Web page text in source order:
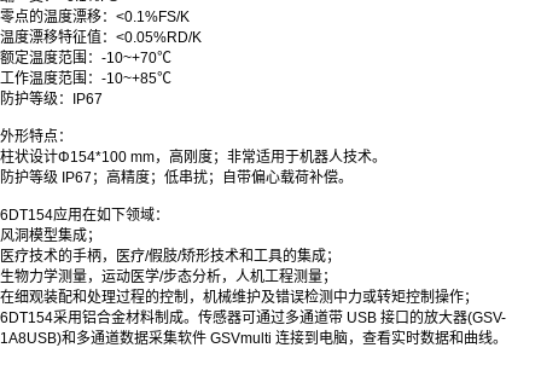
零点的温度漂移： <0.1%FS/K
温度漂移特征值 ： <0.05%RD/K
额定温度范围 ： -10~+70℃
工作温度范围 ： -10~+85℃
防护等级：IP67
外形特点：
柱状设计Φ154*100 mm，高刚度；非常适用于机器人技术。
防护等级 IP67；高精度；低串扰；自带偏心载荷补偿。
6DT154应用在如下领域：
风洞模型集成；
医疗技术的手柄，医疗/假肢/矫形技术和工具的集成；
生物力学测量，运动医学/步态分析，人机工程测量；
在细观装配和处理过程的控制，机械维护及错误检测中力或转矩控制操作；
6DT154采用铝合金材料制成。传感器可通过多通道带 USB 接口的放大器(GSV-
1A8USB)和多通道数据采集软件 GSVmulti 连接到电脑，查看实时数据和曲线。